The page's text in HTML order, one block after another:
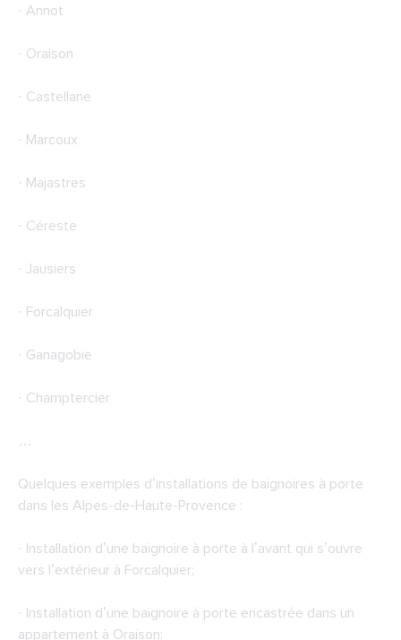
· Annot
· Oraison
· Castellane
· Marcoux
· Majastres
· Céreste
· Jausiers
· Forcalquier
· Ganagobie
· Champtercier
…
Quelques exemples d’installations de baignoires à porte
dans les Alpes-de-Haute-Provence :
· Installation d’une baignoire à porte à l’avant qui s’ouvre
vers l’extérieur à Forcalquier;
· Installation d’une baignoire à porte encastrée dans un
appartement à Oraison;